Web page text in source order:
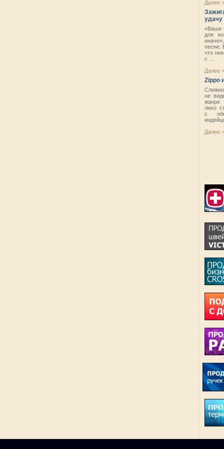
Далее
удачу
«Ваше
для
песне.
что
с ...
Далее
Zippo
не
жанре
лихо
с
Далее